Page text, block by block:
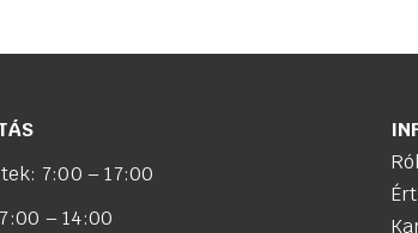
7:00 – 17:00
– 14:00